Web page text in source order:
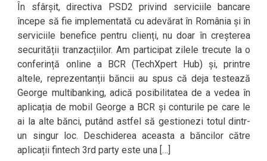
În sfârșit, directiva PSD2 privind serviciile bancare
începe să fie implementată cu adevărat în România și în
serviciile benefice pentru clienți, nu doar în creșterea
securității tranzacțiilor. Am participat zilele trecute la o
conferință online a BCR (TechXpert Hub) și, printre
altele, reprezentanții băncii au spus că deja testează
George multibanking, adică posibilitatea de a vedea în
aplicația de mobil George a BCR și conturile pe care le
ai la alte bănci, putând astfel să gestionezi totul dintr-
un singur loc. Deschiderea aceasta a băncilor către
aplicații fintech 3rd party este una […]